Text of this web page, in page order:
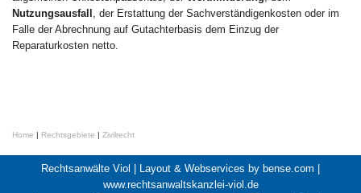
Nutzungsausfall , der Erstattung der Sachverständigenkosten oder im
Falle der Abrechnung auf Gutachterbasis dem Einzug der
Reparaturkosten netto.
Home | Rechtsgebiete | Zivilrecht
Rechtsanwälte Viol | Layout & Webservices by bense.com |
www.rechtsanwaltskanzlei-viol.de